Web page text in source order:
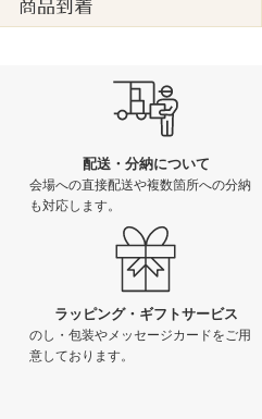
配送・分納について
会場への直接配送や複数箇所への分納
も対応します。
ラッピング・ギフトサービス
のし・包装やメッセージカードをご用
意しております。